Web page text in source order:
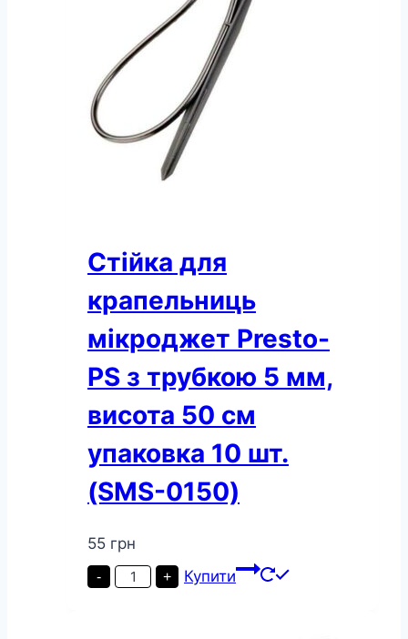
Стійка для
крапельниць
мікроджет Presto-
PS з трубкою 5 мм,
висота 50 см
упаковка 10 шт.
(SMS-0150)
55 грн
-
Стійка
для
+ Купити